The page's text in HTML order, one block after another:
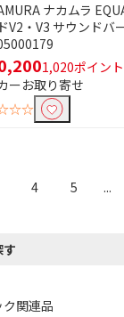
ナカムラ
V2・V3 サウンドバ
1,020ポイント
ーお取り寄せ
4 5 ...
関連品